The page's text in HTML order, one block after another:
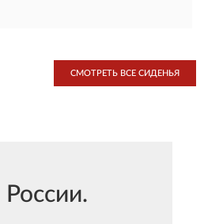
СМОТРЕТЬ ВСЕ СИДЕНЬЯ